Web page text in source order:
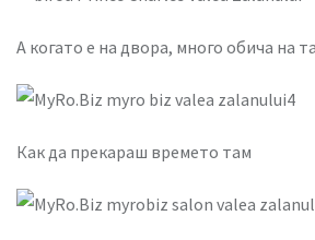
А когато е на двора, много обича на
Как да прекараш времето там